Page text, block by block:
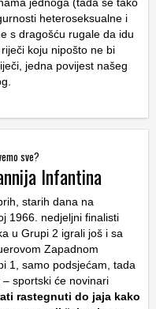
jednoga (tada se tako
heteroseksualne i
s dragošću rugale da idu
koju nipošto ne bi
jedna povijest našeg
sve?
Infantina
starih dana na
1966. nedjeljni finalisti
u Grupi 2 igrali još i sa
Zapadnom
1, samo podsjećam, tada
sportski će novinari
rastegnuti do jaja kako